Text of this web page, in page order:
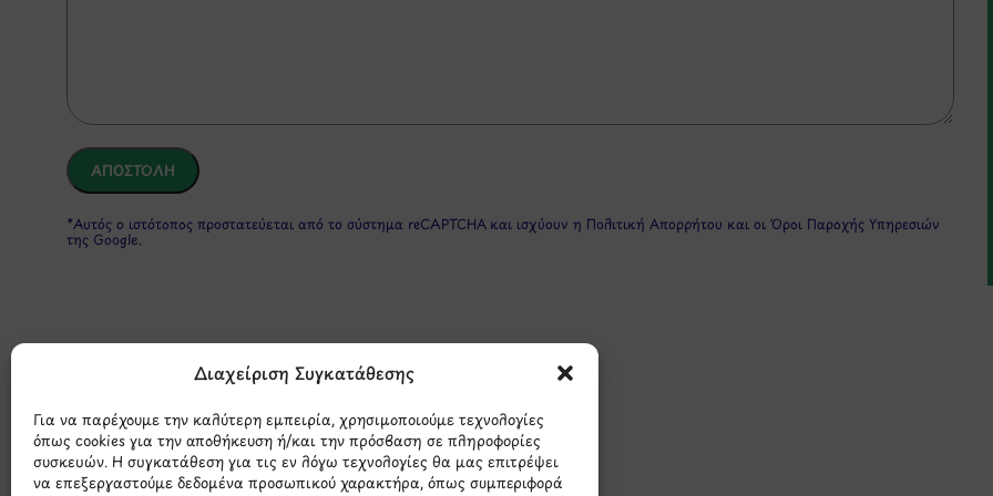
Διαχείριση Συγκατάθεσης
Για να παρέχουμε την καλύτερη εμπειρία, χρησιμοποιούμε τεχνολογίες
όπως cookies για την αποθήκευση ή/και την πρόσβαση σε πληροφορίες
συσκευών. Η συγκατάθεση για τις εν λόγω τεχνολογίες θα μας επιτρέψει
να επεξεργαστούμε δεδομένα προσωπικού χαρακτήρα, όπως συμπεριφορά
*Αυτός ο ιστότοπος προστατεύεται από το σύστημα reCAPTCHA και ισχύουν η Πολιτική Απορρήτου και οιΌροι Παροχής Υπηρεσιών
της Google.
Μάθετε πρώτοι τα νέα και τις